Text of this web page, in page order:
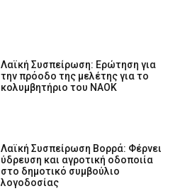
Λαϊκή Συσπείρωση: Ερώτηση για
την πρόοδο της μελέτης για το
κολυμβητήριο του ΝΑΟΚ
Λαϊκή Συσπείρωση Βορρά: Φέρνει
ύδρευση και αγροτική οδοποιία
στο δημοτικό συμβούλιο
λογοδοσίας